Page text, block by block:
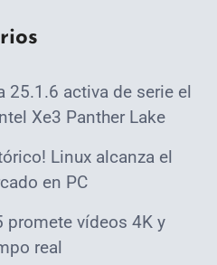
25.1.6 activa de serie el
Xe3 Panther Lake
Linux alcanza el
en PC
promete vídeos 4K y
real